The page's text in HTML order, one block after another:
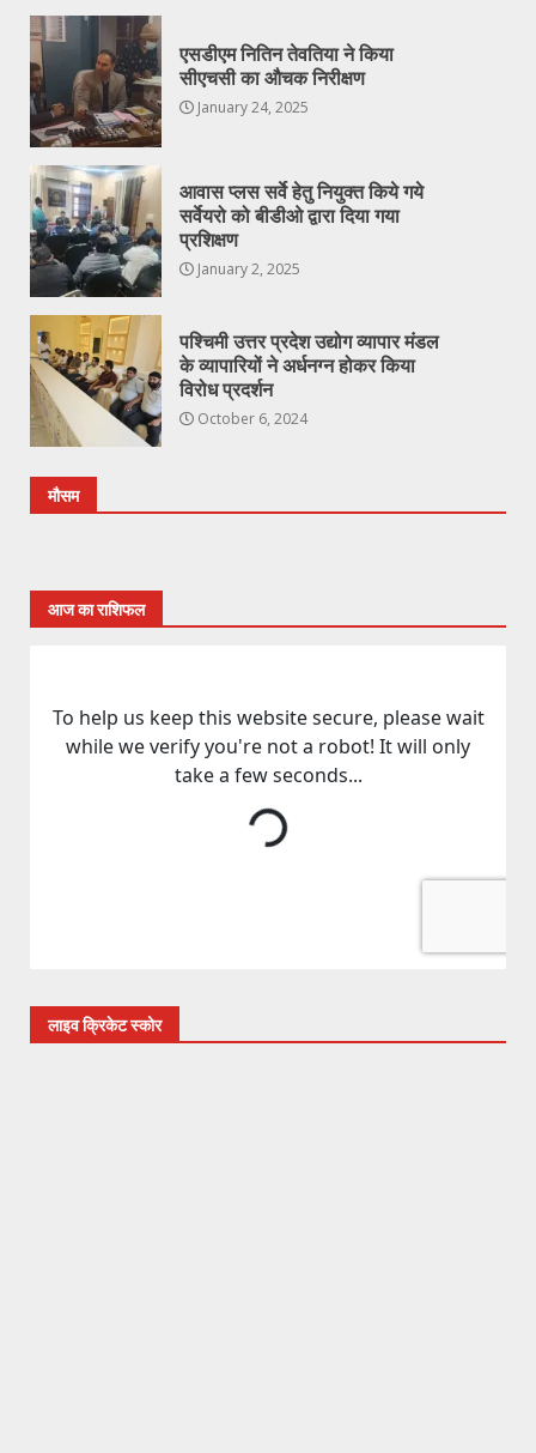
एसडीएम नितिन तेवतिया ने किया
सीएचसी का औचक निरीक्षण
January 24, 2025
आवास प्लस सर्वे हेतु नियुक्त किये गये
सर्वेयरो को बीडीओ द्वारा दिया गया
प्रशिक्षण
January 2, 2025
पश्चिमी उत्तर प्रदेश उद्योग व्यापार मंडल
के व्यापारियों ने अर्धनग्न होकर किया
विरोध प्रदर्शन
October 6, 2024
मौसम
आज का राशिफल
लाइव क्रिकेट स्कोर